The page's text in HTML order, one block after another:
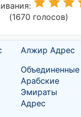
(1670 голосов)
Алжир Адрес
Объединенные
Арабские
Эмираты
Адрес